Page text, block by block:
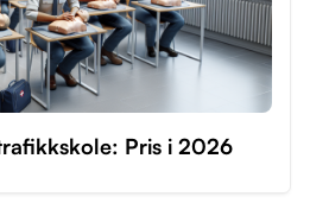
Pris i 2026